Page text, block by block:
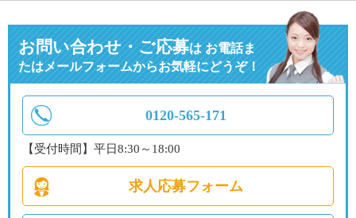
お問い合わせ・ご応募はお電話ま
たはメールフォームからお気軽にどうぞ！
0120-565-171
【受付時間】平日8:30～18:00
求人応募フォーム